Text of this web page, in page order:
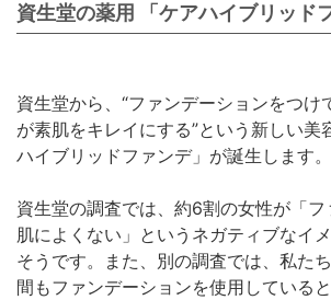
資生堂の薬用 「ケアハイブリッド
資生堂から、“ファンデーションをつ
が素肌をキレイにする”という新しい美
ハイブリッドファンデ」が誕生します。
資生堂の調査では、約6割の女性が「
肌によくない」というネガティブなイ
そうです。また、別の調査では、私た
間もファンデーションを使用している